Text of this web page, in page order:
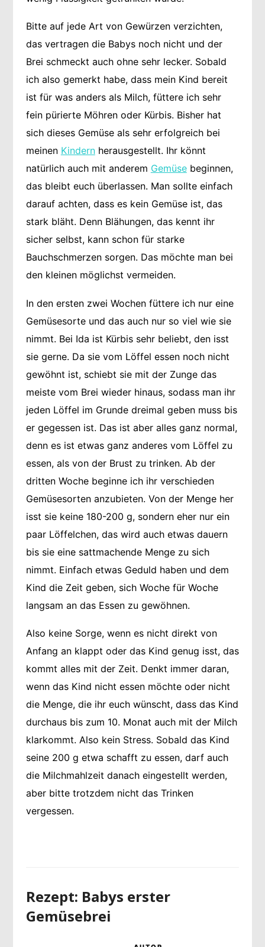
Bitte auf jede Art von Gewürzen verzichten,
das vertragen die Babys noch nicht und der
Brei schmeckt auch ohne sehr lecker. Sobald
ich also gemerkt habe, dass mein Kind bereit
ist für was anders als Milch, füttere ich sehr
fein pürierte Möhren oder Kürbis. Bisher hat
sich dieses Gemüse als sehr erfolgreich bei
meinen Kindernherausgestellt. Ihr könnt
natürlich auch mit anderem Gemüsebeginnen,
das bleibt euch überlassen. Man sollte einfach
darauf achten, dass es kein Gemüse ist, das
stark bläht. Denn Blähungen, das kennt ihr
sicher selbst, kann schon für starke
Bauchschmerzen sorgen. Das möchte man bei
den kleinen möglichst vermeiden.
In den ersten zwei Wochen füttere ich nur eine
Gemüsesorte und das auch nur so viel wie sie
nimmt. Bei Ida ist Kürbis sehr beliebt, den isst
sie gerne. Da sie vom Löffel essen noch nicht
gewöhnt ist, schiebt sie mit der Zunge das
meiste vom Brei wieder hinaus, sodass man ihr
jeden Löffel im Grunde dreimal geben muss bis
er gegessen ist. Das ist aber alles ganz normal,
denn es ist etwas ganz anderes vom Löffel zu
essen, als von der Brust zu trinken. Ab der
dritten Woche beginne ich ihr verschieden
Gemüsesorten anzubieten. Von der Menge her
isst sie keine 180-200 g, sondern eher nur ein
paar Löffelchen, das wird auch etwas dauern
bis sie eine sattmachende Menge zu sich
nimmt. Einfach etwas Geduld haben und dem
Kind die Zeit geben, sich Woche für Woche
langsam an das Essen zu gewöhnen.
Also keine Sorge, wenn es nicht direkt von
Anfang an klappt oder das Kind genug isst, das
kommt alles mit der Zeit. Denkt immer daran,
wenn das Kind nicht essen möchte oder nicht
die Menge, die ihr euch wünscht, dass das Kind
durchaus bis zum 10. Monat auch mit der Milch
klarkommt. Also kein Stress. Sobald das Kind
seine 200 g etwa schafft zu essen, darf auch
die Milchmahlzeit danach eingestellt werden,
aber bitte trotzdem nicht das Trinken
vergessen.
Rezept: Babys erster
Gemüsebrei